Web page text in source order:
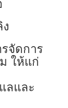
จัดการ
ให้แก่
ลและ